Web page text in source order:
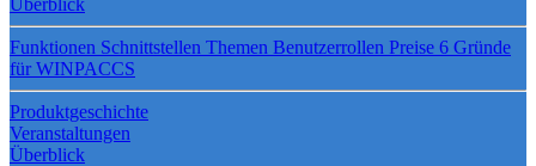
Überblick
Funktionen Schnittstellen Themen Benutzerrollen Preise 6 Gründe
für WINPACCS
Produktgeschichte
Veranstaltungen
Überblick